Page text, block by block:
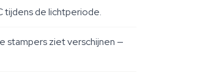
tijdens de lichtperiode.
stampers ziet verschijnen —